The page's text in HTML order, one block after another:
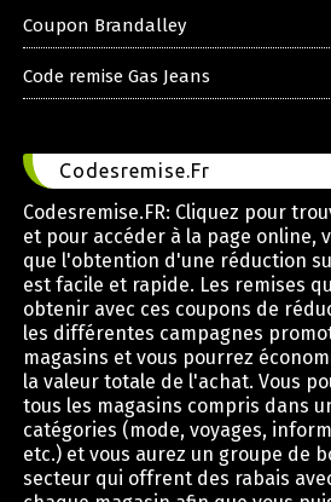
Coupon Brandalley
Code remise Gas Jeans
Codesremise.Fr
Codesremise.FR: Cliquez pour
et pour accéder à la page online,
que l'obtention d'une réduction
est facile et rapide. Les remises
obtenir avec ces coupons de
les différentes campagnes
magasins et vous pourrez
la valeur totale de l'achat. Vous
tous les magasins compris dans
catégories (mode, voyages,
etc.) et vous aurez un groupe de
secteur qui offrent des rabais